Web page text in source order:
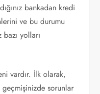
bankadan kredi
ve bu durumu
yolları
vardır. İlk olarak,
geçmişinizde sorunlar